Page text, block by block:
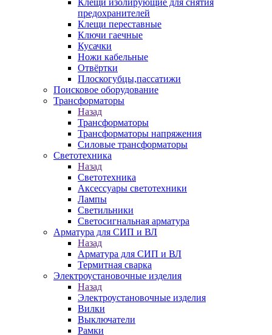
Клещи изолирующие для снятия
предохранителей
Клещи переставные
Ключи гаечные
Кусачки
Ножи кабельные
Отвёртки
Плоскогубцы,пассатижи
Поисковое оборудование
Трансформаторы
Назад
Трансформаторы
Трансформаторы напряжения
Силовые трансформаторы
Светотехника
Назад
Светотехника
Аксессуары светотехники
Лампы
Светильники
Светосигнальная арматура
Арматура для СИП и ВЛ
Назад
Арматура для СИП и ВЛ
Термитная сварка
Электроустановочные изделия
Назад
Электроустановочные изделия
Вилки
Выключатели
Рамки